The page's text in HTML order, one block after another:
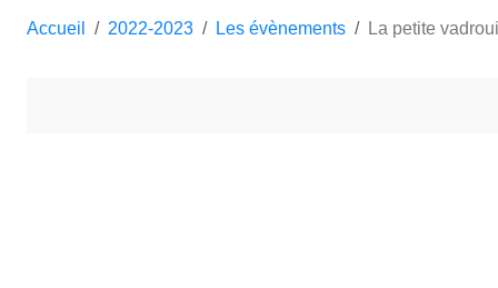
Accueil 2022-2023 Les évènements La petite